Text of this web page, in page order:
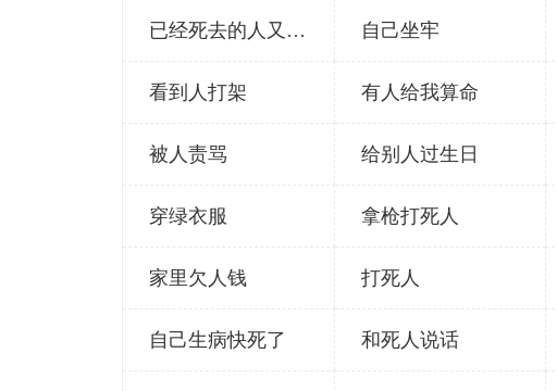
已经死去的人又死了 自己坐牢
看到人打架 有人给我算命
被人责骂 给别人过生日
穿绿衣服 拿枪打死人
家里欠人钱 打死人
自己生病快死了 和死人说话